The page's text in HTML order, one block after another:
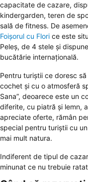
capacitate de cazare,
kindergarden, teren de
sală de fitness. De
Foişorul cu Flori ce este
Peleş, de 4 stele şi
bucătărie internaţională.
Pentru turiştii ce doresc
cochet şi cu o atmosferă
Sana”, deoarece este un
diferite, cu piatră şi lemn,
apreciate oferte, rămân
special pentru turiştii cu
mai mult natura.
Indiferent de tipul de
minunat ce nu trebuie